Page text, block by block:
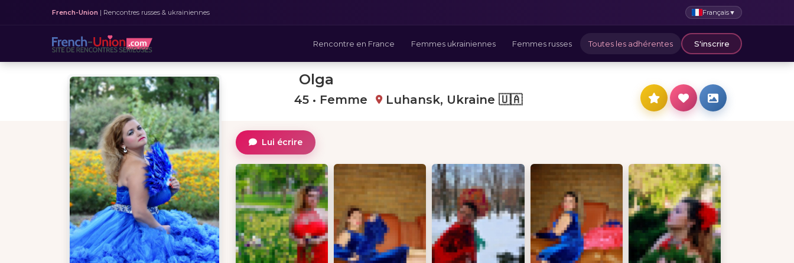
French-Union | Rencontres russes & ukrainiennes Français▼
Rencontre en France Femmes ukrainiennes Femmes russes Toutes les adhérentes S'inscrire
Olga
45 • Femme Luhansk, Ukraine 🇺🇦
Lui écrire